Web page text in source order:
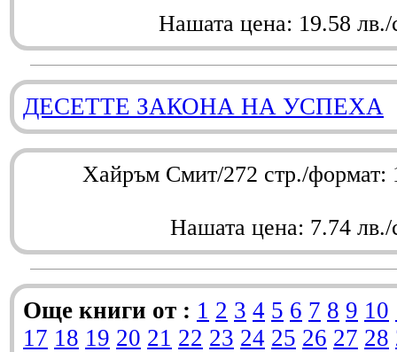
Нашата цена: 19.58 лв./
ДЕСЕТТЕ ЗАКОНА НА УСПЕХА
Хайръм Смит/272 стр./
Нашата цена: 7.74 лв./
Още книги от : 1 2 3 4 5 6 7 8 9 10
17 18 19 20 21 22 23 24 25 26 27 28